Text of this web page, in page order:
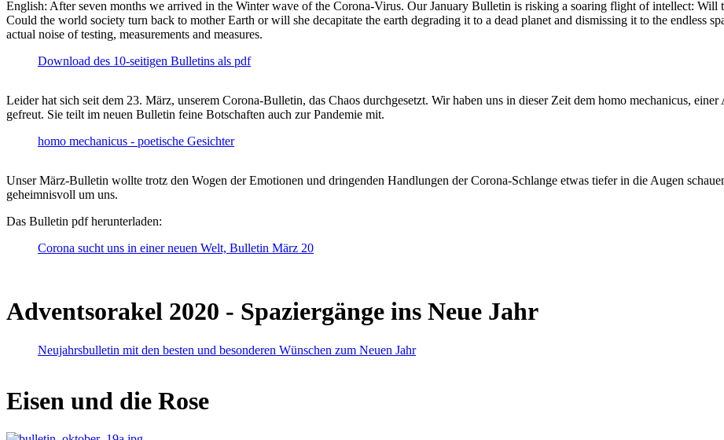
English: After seven months we arrived in the Winter wave of the Corona-Virus. Our January Bulletin is risking a soaring flight of intellect: Will
Could the world society turn back to mother Earth or will she decapitate the earth degrading it to a dead planet and dismissing it to the endless
actual noise of testing, measurements and measures.
Download des 10-seitigen Bulletins als pdf
Leider hat sich seit dem 23. März, unserem Corona-Bulletin, das Chaos durchgesetzt. Wir haben uns in dieser Zeit dem homo mechanicus,
gefreut. Sie teilt im neuen Bulletin feine Botschaften auch zur Pandemie mit.
homo mechanicus - poetische Gesichter
Unser März-Bulletin wollte trotz den Wogen der Emotionen und dringenden Handlungen der Corona-Schlange etwas tiefer in die Augen
geheimnisvoll um uns.
Das Bulletin pdf herunterladen:
Corona sucht uns in einer neuen Welt, Bulletin März 20
Adventsorakel 2020 - Spaziergänge ins Neue Jahr
Neujahrsbulletin mit den besten und besonderen Wünschen zum Neuen Jahr
Eisen und die Rose